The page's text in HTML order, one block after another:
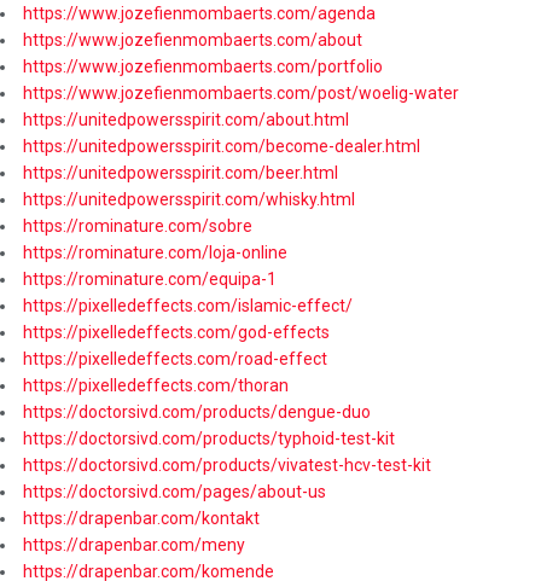
https://www.jozefienmombaerts.com/agenda
https://www.jozefienmombaerts.com/about
https://www.jozefienmombaerts.com/portfolio
https://www.jozefienmombaerts.com/post/woelig-water
https://unitedpowersspirit.com/about.html
https://unitedpowersspirit.com/become-dealer.html
https://unitedpowersspirit.com/beer.html
https://unitedpowersspirit.com/whisky.html
https://rominature.com/sobre
https://rominature.com/loja-online
https://rominature.com/equipa-1
https://pixelledeffects.com/islamic-effect/
https://pixelledeffects.com/god-effects
https://pixelledeffects.com/road-effect
https://pixelledeffects.com/thoran
https://doctorsivd.com/products/dengue-duo
https://doctorsivd.com/products/typhoid-test-kit
https://doctorsivd.com/products/vivatest-hcv-test-kit
https://doctorsivd.com/pages/about-us
https://drapenbar.com/kontakt
https://drapenbar.com/meny
https://drapenbar.com/komende